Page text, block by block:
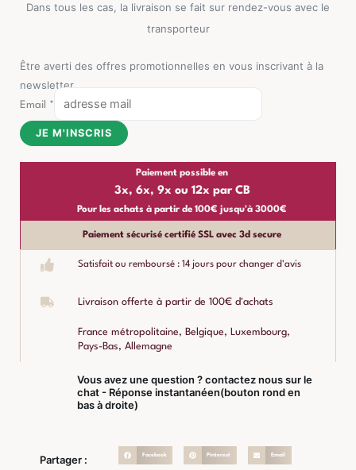
Dans tous les cas, la livraison se fait sur rendez-vous avec le
transporteur
Être averti des offres promotionnelles en vous inscrivant à la
newsletter
Email *
JE M'INSCRIS
Paiement possible en
3x, 6x, 9x ou 12x par CB
Pour les achats à partir de 100€ jusqu'à 3000€
Paiement sécurisé certifié SSL avec 3d secure
Satisfait ou remboursé : 14 jours pour changer d'avis
Livraison offerte à partir de 100€ d'achats
France métropolitaine, Belgique, Luxembourg,
Pays-Bas, Allemagne
Vous avez une question ? contactez nous sur le
chat - Réponse instantanéen(bouton rond en
bas à droite)
Partager : Facebook Pinterest Email